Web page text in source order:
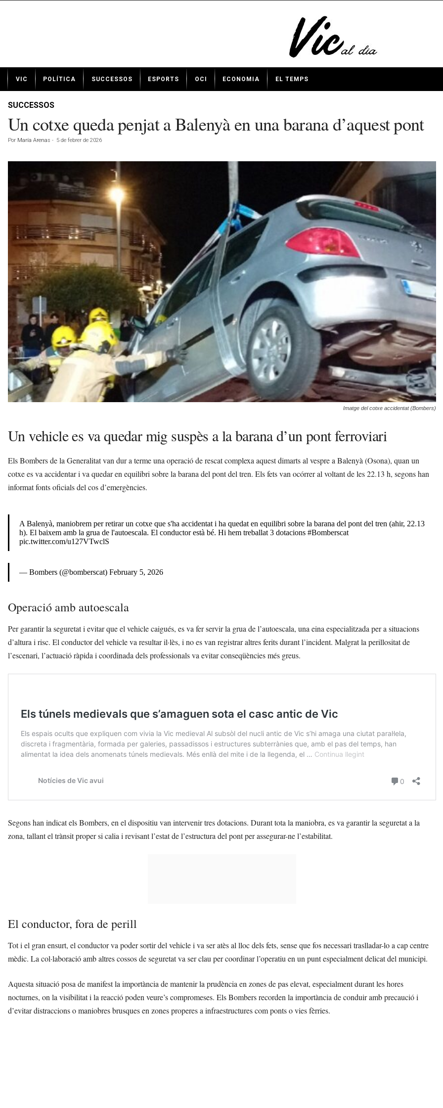
t
VIC POLÍTICA SUCCESSOS ESPORTS OCI ECONOMIA EL TEMPS
SUCCESSOS
Un cotxe queda penjat a Balenyà en una barana d’aquest pont
Por María Arenas - 5 de febrer de 2026
Imatge del cotxe accidentat (Bombers)
Un vehicle es va quedar mig suspès a la barana d’un pont ferroviari
Els Bombers de la Generalitat van dur a terme una operació de rescat complexa aquest dimarts al vespre a Balenyà (Osona), quan un
cotxe es va accidentar i va quedar en equilibri sobre la barana del pont del tren. Els fets van ocórrer al voltant de les 22.13 h, segons han
informat fonts oficials del cos d’emergències.
A Balenyà, maniobrem per retirar un cotxe que s'ha accidentat i ha quedat en equilibri sobre la barana del pont del tren (ahir, 22.13
h). El baixem amb la grua de l'autoescala. El conductor està bé. Hi hem treballat 3 dotacions #Bomberscat
pic.twitter.com/u127VTwclS
— Bombers (@bomberscat) February 5, 2026
Operació amb autoescala
Per garantir la seguretat i evitar que el vehicle caigués, es va fer servir la grua de l’autoescala, una eina especialitzada per a situacions
d’altura i risc. El conductor del vehicle va resultar il·lès, i no es van registrar altres ferits durant l’incident. Malgrat la perillositat de
l’escenari, l’actuació ràpida i coordinada dels professionals va evitar conseqüències més greus.
Segons han indicat els Bombers, en el dispositiu van intervenir tres dotacions. Durant tota la maniobra, es va garantir la seguretat a la
zona, tallant el trànsit proper si calia i revisant l’estat de l’estructura del pont per assegurar-ne l’estabilitat.
El conductor, fora de perill
Tot i el gran ensurt, el conductor va poder sortir del vehicle i va ser atès al lloc dels fets, sense que fos necessari traslladar-lo a cap centre
mèdic. La col·laboració amb altres cossos de seguretat va ser clau per coordinar l’operatiu en un punt especialment delicat del municipi.
Aquesta situació posa de manifest la importància de mantenir la prudència en zones de pas elevat, especialment durant les hores
nocturnes, on la visibilitat i la reacció poden veure’s compromeses. Els Bombers recorden la importància de conduir amb precaució i
d’evitar distraccions o maniobres brusques en zones properes a infraestructures com ponts o vies fèrries.